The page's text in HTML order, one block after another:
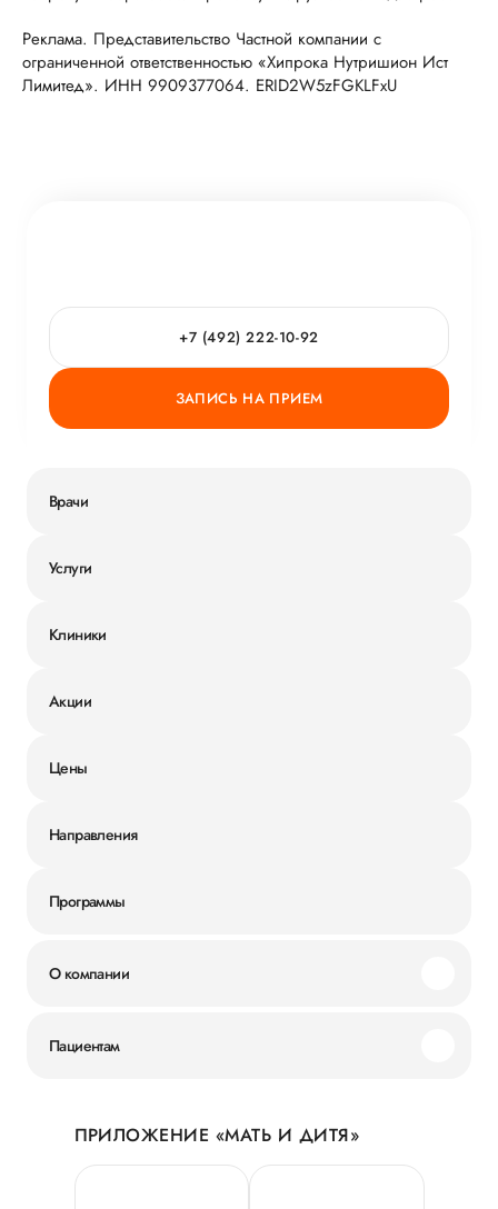
Реклама. Представительство Частной компании с
ограниченной ответственностью «Хипрока Нутришион Ист
Лимитед». ИНН 9909377064. ERID2W5zFGKLFxU
+7 (492) 222-10-92
ЗАПИСЬ НА ПРИЕМ
Врачи
Услуги
Клиники
Акции
Цены
Направления
Программы
О компании
Новости
Руководство
Пациентам
Личный кабинет
Персональные данные
ПРИЛОЖЕНИЕ «МАТЬ И ДИТЯ»